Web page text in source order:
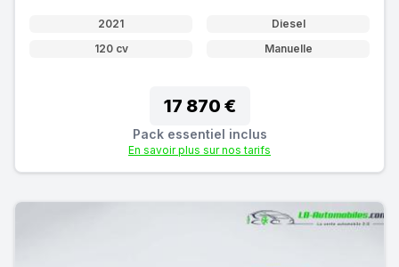
2021
Diesel
120 cv
Manuelle
17 870 €
Pack essentiel inclus
En savoir plus sur nos tarifs